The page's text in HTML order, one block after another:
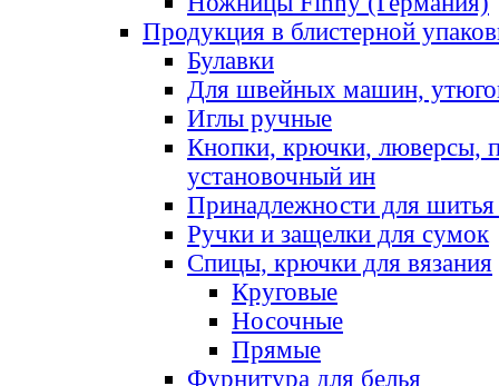
Продукция в блистерной
Булавки
Для швейных машин,
Иглы ручные
Кнопки, крючки, люверсы,
установочный ин
Принадлежности для шитья
Ручки и защелки для сумок
Спицы, крючки для вязания
Круговые
Носочные
Прямые
Фурнитура для белья